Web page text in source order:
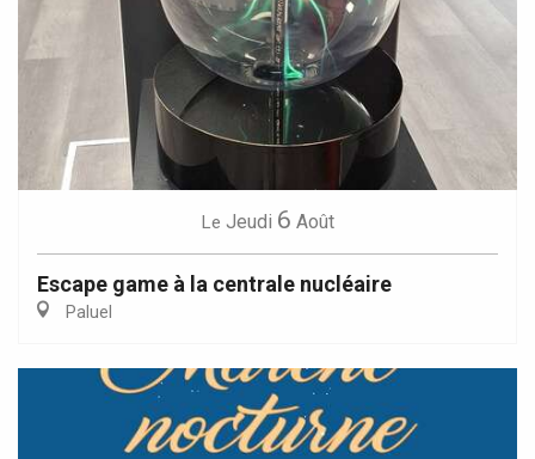
Le Jeudi 6 Août
Escape game à la centrale nucléaire
Paluel